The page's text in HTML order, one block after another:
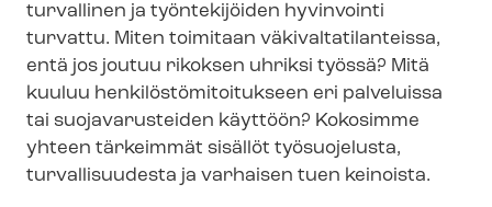
turvallinen ja työntekijöiden hyvinvointi
turvattu. Miten toimitaan vä­ki­val­ta­ti­lan­teis­sa,
entä jos joutuu rikoksen uhriksi työssä? Mitä
kuuluu hen­ki­lös­tö­mi­toi­tuk­seen eri palveluissa
tai suojavarusteiden käyttöön? Kokosimme
yhteen tärkeimmät sisällöt työsuojelusta,
turvallisuudesta ja varhaisen tuen keinoista.